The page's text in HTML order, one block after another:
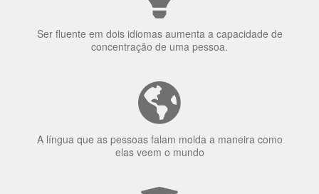
concentração de uma pessoa.
elas veem o mundo